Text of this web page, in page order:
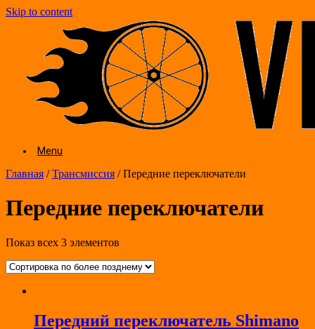
Skip to content
Menu
Главная /Трансмиссия / Передние переключатели
Передние переключатели
Показ всех 3 элементов
Передний переключатель Shimano